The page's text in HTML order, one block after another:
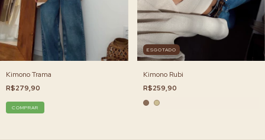
Kimono Trama
R$279,90
COMPRAR
ESGOTADO
Kimono Rubi
R$259,90